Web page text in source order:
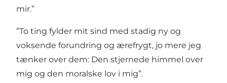
mir.”
”To ting fylder mit sind med stadig ny og
voksende forundring og ærefrygt, jo mere jeg
tænker over dem: Den stjernede himmel over
mig og den moralske lov i mig”.